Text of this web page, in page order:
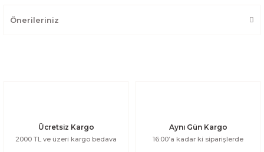
Önerileriniz
Ücretsiz Kargo
2000 TL ve üzeri kargo bedava
Aynı Gün Kargo
16:00’a kadar ki siparişlerde